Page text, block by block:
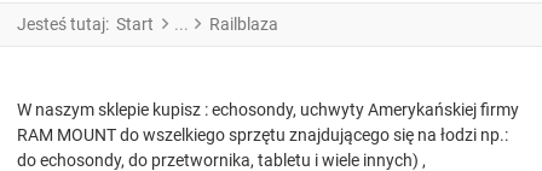
Jesteś tutaj: Start Railblaza
W naszym sklepie kupisz : echosondy, uchwyty Amerykańskiej firmy
RAM MOUNT do wszelkiego sprzętu znajdującego się na łodzi np.:
do echosondy, do przetwornika, tabletu i wiele innych) ,